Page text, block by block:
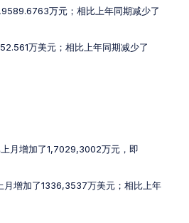
万元；相比上年同期减少了
万美元；相比上年同期减少了
月增加了1,7029,3002万元，即
增加了1336,3537万美元；相比上年